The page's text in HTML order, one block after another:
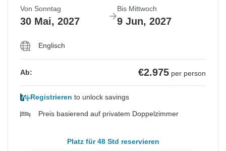
Von Sonntag
30 Mai, 2027
Bis Mittwoch
9 Jun, 2027
Englisch
Ab: €2.975 per person
Registrieren to unlock savings
Preis basierend auf privatem Doppelzimmer
Platz für 48 Std reservieren